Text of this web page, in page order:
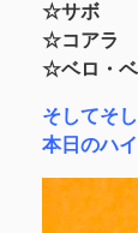
☆サボ
☆コアラ
☆ベロ・ベ
そしてそ
本日のハ